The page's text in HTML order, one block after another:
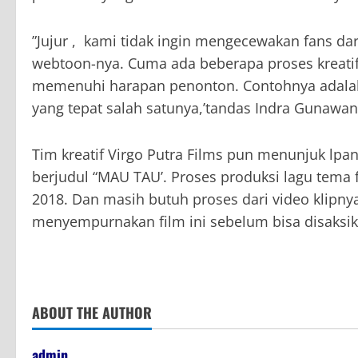
”Jujur , kami tidak ingin mengecewakan fans
webtoon-nya. Cuma ada beberapa proses
memenuhi harapan penonton. Contohnya
yang tepat salah satunya,’tandas Indra
Tim kreatif Virgo Putra Films pun menunjuk
berjudul “MAU TAU’. Proses produksi lagu
2018. Dan masih butuh proses dari video
menyempurnakan film ini sebelum bisa
ABOUT THE AUTHOR